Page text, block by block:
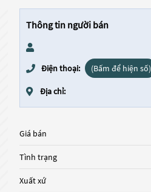
Thông tin người bán
Điện thoại: (Bấm để hiện số)
Địa chỉ:
Giá bán
Tình trạng
Xuất xứ